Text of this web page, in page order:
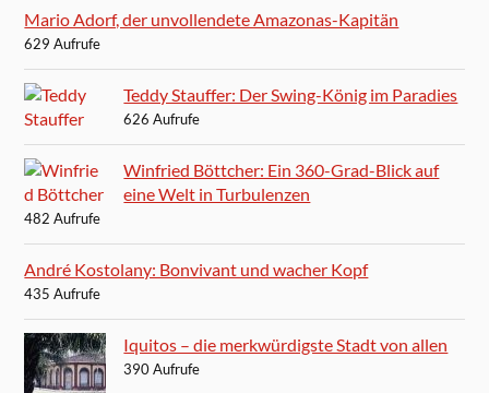
Mario Adorf, der unvollendete Amazonas-Kapitän
629 Aufrufe
Teddy Stauffer: Der Swing-König im Paradies
626 Aufrufe
Winfried Böttcher: Ein 360-Grad-Blick auf
eine Welt in Turbulenzen
482 Aufrufe
André Kostolany: Bonvivant und wacher Kopf
435 Aufrufe
Iquitos – die merkwürdigste Stadt von allen
390 Aufrufe